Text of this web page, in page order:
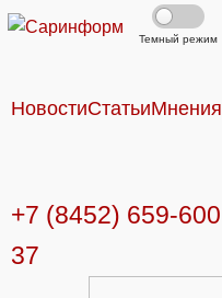
Темный режим
НовостиСтатьиМнения
+7 (8452) 659-600
37